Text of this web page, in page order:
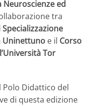
Neuroscienze ed
tra
Specializzazione
Uninettuno e il Corso
Tor
Polo Didattico del
di questa edizione